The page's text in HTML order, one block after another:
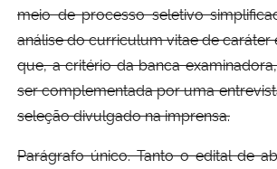
meio de processo seletivo
análise do curriculum vitae de caráter
que, a critério da banca
ser complementada por uma
seleção divulgado na imprensa.
Parágrafo único. Tanto o edital de